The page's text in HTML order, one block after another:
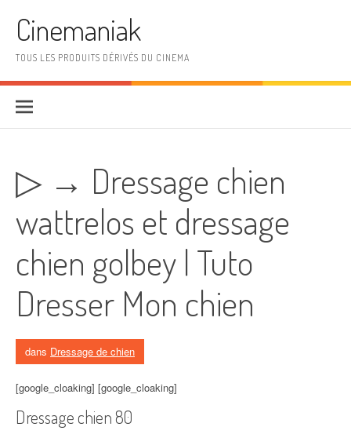
Cinemaniak
TOUS LES PRODUITS DÉRIVÉS DU CINEMA
▷ → Dressage chien
wattrelos et dressage
chien golbey | Tuto
Dresser Mon chien
dans Dressage de chien
[google_cloaking] [google_cloaking]
Dressage chien 80